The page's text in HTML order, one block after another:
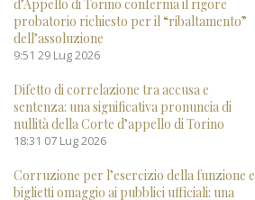
d’Appello di Torino conferma il rigore
probatorio richiesto per il “ribaltamento”
dell’assoluzione
9:51 29 Lug 2026
Difetto di correlazione tra accusa e
sentenza: una significativa pronuncia di
nullità della Corte d’appello di Torino
18:31 07 Lug 2026
Corruzione per l’esercizio della funzione e
biglietti omaggio ai pubblici ufficiali: una